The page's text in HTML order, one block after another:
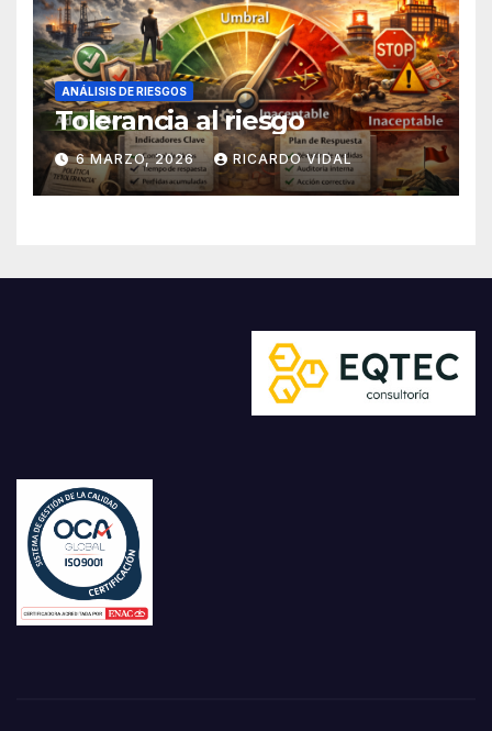
ANÁLISIS DE RIESGOS
Tolerancia al riesgo
6 MARZO, 2026 RICARDO VIDAL